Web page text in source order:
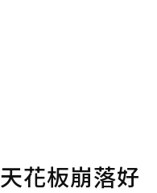
花板崩落好